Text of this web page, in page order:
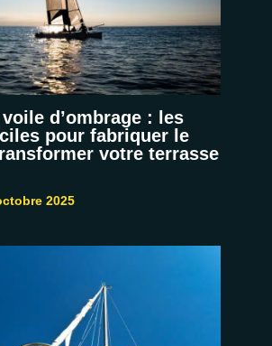
d’ombrage : les
pour fabriquer le
votre terrasse
2025